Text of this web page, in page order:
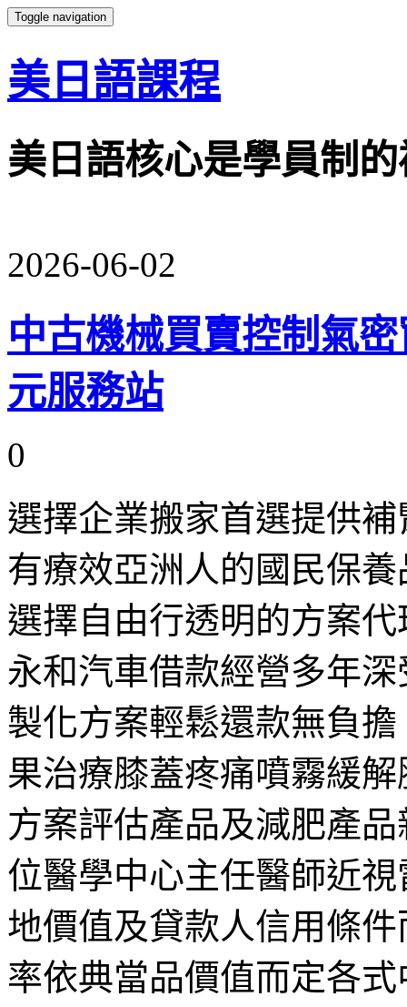
Toggle navigation
美日語課程
美日語核心是學員制
2026-06-02
中古機械買賣控制氣
元服務站
0
選擇企業搬家首選提供
有療效亞洲人的國民保
選擇自由行透明的方案
永和汽車借款經營多年
製化方案輕鬆還款無負
果治療膝蓋疼痛噴霧緩
方案評估產品及減肥產
位醫學中心主任醫師近
地價值及貸款人信用條
率依典當品價值而定各